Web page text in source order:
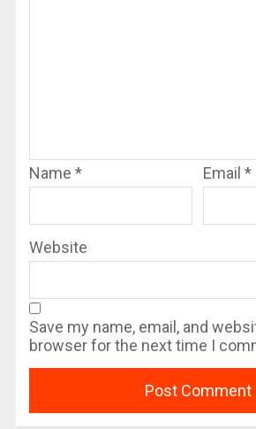
Name * Email *
Website
Save my name, email, and
browser for the next time I